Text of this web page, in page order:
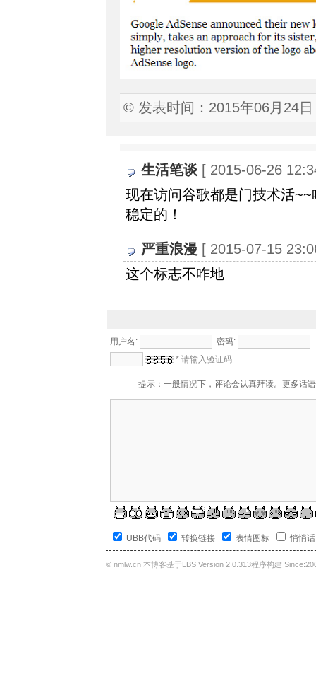
© 发表时间：2015年06月24
生活笔谈 [ 2015-06-26
现在访问谷歌都是门技术活
稳定的！
严重浪漫 [ 2015-07-15
这个标志不咋地
用户名:
密码:
* 请输入验证码
提示：一般情况下，评论会认真拜读。更多话
UBB代码 转换链接 表情图标 悄悄
© nmlw.cn 本博客基于LBS Version 2.0.313程序构建